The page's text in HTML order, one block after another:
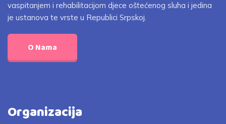
vaspitanjem i rehabilitacijom djece oštećenog sluha i jedina
je ustanova te vrste u Republici Srpskoj.
O Nama
Organizacija